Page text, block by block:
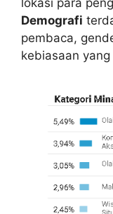
Demografi
pembaca,
kebiasaan